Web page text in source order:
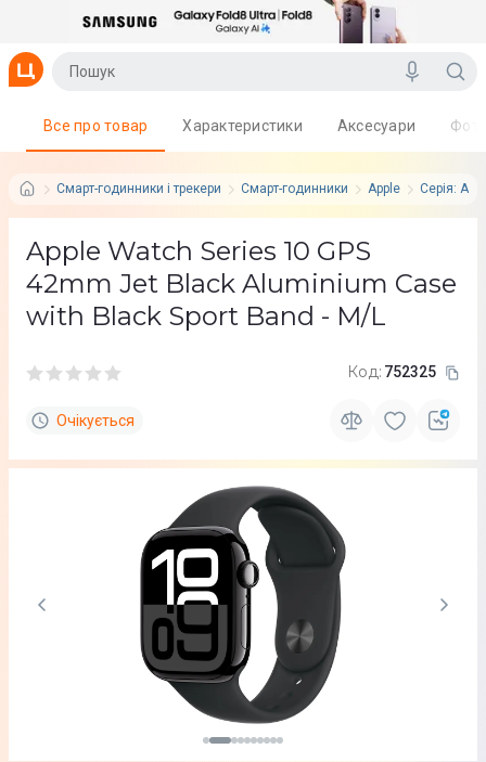
Смарт-годинники і трекери Смарт-годинники Apple Серія:
Все про товар Характеристики Аксесуари
Apple Watch Series 10 GPS
42mm Jet Black Aluminium Case
with Black Sport Band - M/L
Код: 752325
Очікується